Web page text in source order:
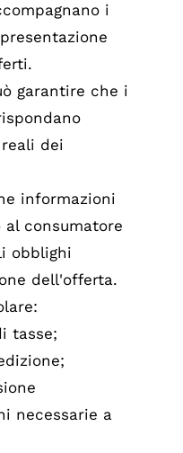
i
garantire che i
dei
informazioni
consumatore
obblighi
dell'offerta.
tasse;
necessarie a